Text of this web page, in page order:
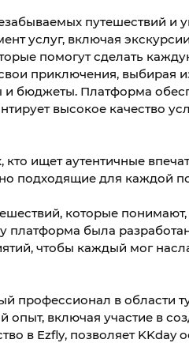
путешествий и
услуг, включая
помогут сделать
приключения, выбирая
бюджеты. Платформа
высокое качество
ищет аутентичные
подходящие для каждой
которые
платформа была
чтобы каждый мог
профессионал в области
опыт, включая участие в
в Ezfly, позволяет KKday